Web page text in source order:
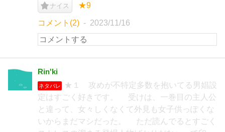
ナイス ★9
コメント(2) 2023/11/16
Rin'ki
ネタバレ
★１ 攻めが不特定多数を抱いてる男娼設
定はすごく好きです。 受けは、一巻目の主人公
と違って、女々しくなくて外見も女子供っぽくな
いからまだマシだった。 ただ読んでるとすごく